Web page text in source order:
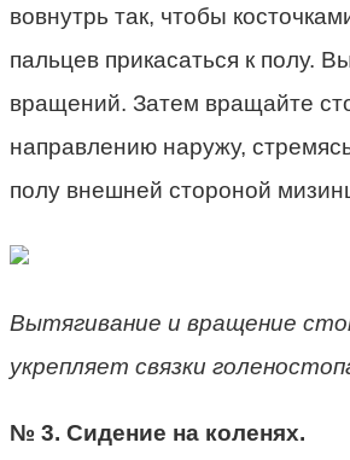
вовнутрь так, чтобы
пальцев прикасаться к полу.
вращений. Затем вращайте
направлению наружу,
полу внешней стороной
Вытягивание и вращение
укрепляет связки
№ 3. Сидение на коленях.